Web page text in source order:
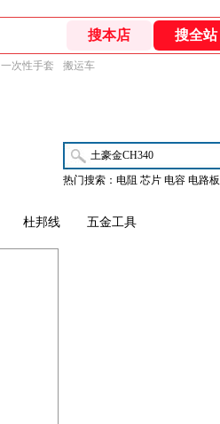
一次性手套 搬运车
热门搜索：电阻 芯片 电容 电路板
杜邦线 五金工具